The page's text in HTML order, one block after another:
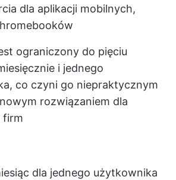
dla aplikacji mobilnych,
ograniczony do pięciu
i jednego
co czyni go niepraktycznym
rozwiązaniem dla
firm
dla jednego użytkownika